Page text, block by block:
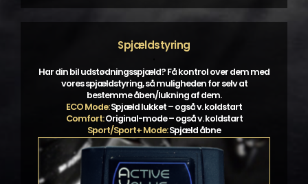
flere
varianter.
Mulighederne
kan
på
varesiden
Spjældstyring
Har din bil udstødningsspjæld? Få kontrol over dem med
vores spjældstyring, så muligheden for selv at
bestemme åben/lukning af dem.
ECO Mode:Spjæld lukket – også v. koldstart
Comfort: Original-mode – også v. koldstart
Sport/Sport+ Mode:Spjæld åbne